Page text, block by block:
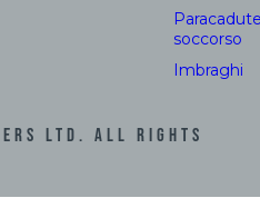
soccorso
Imbraghi
LTD. All Rights